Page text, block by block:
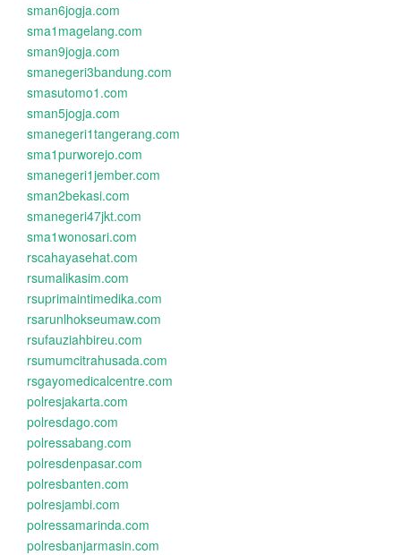
sman6jogja.com
sma1magelang.com
sman9jogja.com
smanegeri3bandung.com
smasutomo1.com
sman5jogja.com
smanegeri1tangerang.com
sma1purworejo.com
smanegeri1jember.com
sman2bekasi.com
smanegeri47jkt.com
sma1wonosari.com
rscahayasehat.com
rsumalikasim.com
rsuprimaintimedika.com
rsarunlhokseumaw.com
rsufauziahbireu.com
rsumumcitrahusada.com
rsgayomedicalcentre.com
polresjakarta.com
polresdago.com
polressabang.com
polresdenpasar.com
polresbanten.com
polresjambi.com
polressamarinda.com
polresbanjarmasin.com